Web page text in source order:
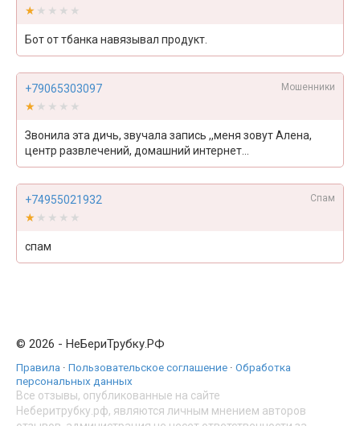
★★★★★
★★★★★
Бот от тбанка навязывал продукт.
+79065303097 Мошенники
★★★★★
★★★★★
Звонила эта дичь, звучала запись ,,меня зовут Алена,
центр развлечений, домашний интернет...
+74955021932 Спам
★★★★★
★★★★★
спам
© 2026 - НеБериТрубку.РФ
Правила · Пользовательское соглашение · Обработка
персональных данных
Все отзывы, опубликованные на сайте
Неберитрубку.рф, являются личным мнением авторов